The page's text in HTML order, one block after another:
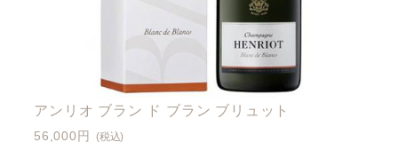
アンリオ ブラン ド ブラン ブリュット
56,000円 (税込)